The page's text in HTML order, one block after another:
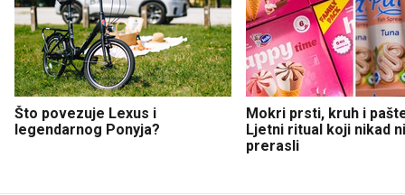
Što povezuje Lexus i
legendarnog Ponyja?
Mokri prsti, kruh i
Ljetni ritual koji nikad
prerasli